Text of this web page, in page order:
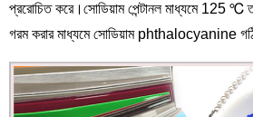
প্ররোচিত করে।সোডিয়াম পেন্টানল মাধ্যমে 125
গরম করার মাধ্যমে সোডিয়াম phthalocyanine